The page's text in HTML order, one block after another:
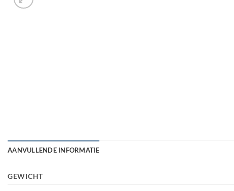
AANVULLENDE INFORMATIE
GEWICHT